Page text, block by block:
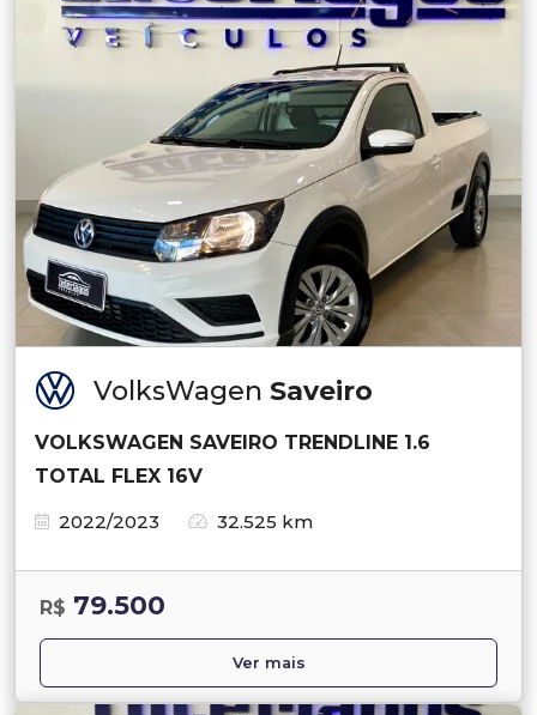
VolksWagen Saveiro
VOLKSWAGEN SAVEIRO TRENDLINE 1.6
TOTAL FLEX 16V
2022/2023
32.525 km
R$ 79.500
Ver mais